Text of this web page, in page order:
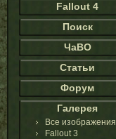
Fallout 4
Поиск
ЧаВО
Статьи
Форум
Галерея
Все изображения
Fallout 3